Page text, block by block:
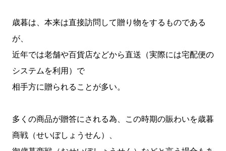
歳暮は、本来は直接訪問して贈り物をするものである
が、
近年では老舗や百貨店などから直送（実際には宅配便の
システムを利用）で
相手方に贈られることが多い。
多くの商品が贈答にされる為、この時期の賑わいを歳暮
商戦（せいぼしょうせん）、